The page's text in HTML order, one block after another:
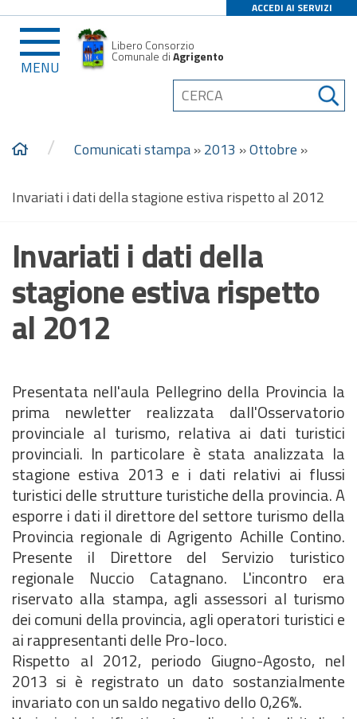
ACCEDI AI SERVIZI
MENU
Libero Consorzio
Comunale diAgrigento
/ Comunicati stampa»2013 »Ottobre »
Invariati i dati della stagione estiva rispetto al 2012
Invariati i dati della
stagione estiva rispetto
al 2012
Presentata nell'aula Pellegrino della Provincia la
prima newletter realizzata dall'Osservatorio
provinciale al turismo, relativa ai dati turistici
provinciali. In particolare è stata analizzata la
stagione estiva 2013 e i dati relativi ai flussi
turistici delle strutture turistiche della provincia. A
esporre i dati il direttore del settore turismo della
Provincia regionale di Agrigento Achille Contino.
Presente il Direttore del Servizio turistico
regionale Nuccio Catagnano. L'incontro era
riservato alla stampa, agli assessori al turismo
dei comuni della provincia, agli operatori turistici e
ai rappresentanti delle Pro-loco.
Rispetto al 2012, periodo Giugno-Agosto, nel
2013 si è registrato un dato sostanzialmente
invariato con un saldo negativo dello 0,26%.